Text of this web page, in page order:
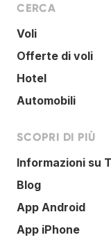
CERCA
Voli
Offerte di voli
Hotel
Automobili
SCOPRI DI PIÙ
Informazioni su
Blog
App Android
App iPhone